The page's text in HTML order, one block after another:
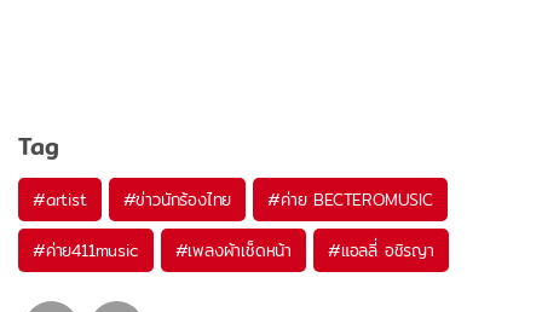
Tag
#artist #ข่าวนักร้องไทย #ค่าย BECTEROMUSIC
#ค่าย411music #เพลงผ้าเช็ดหน้า #แอลลี่ อชิรญา